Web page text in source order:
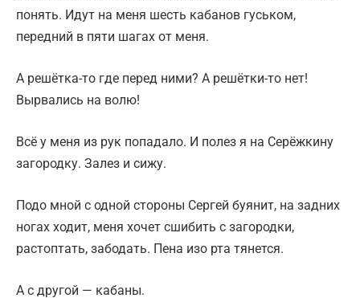
понять. Идут на меня шесть кабанов гуськом,
передний в пяти шагах от меня.
А решётка-то где перед ними? А решётки-то нет!
Вырвались на волю!
Всё у меня из рук попадало. И полез я на Серёжкину
загородку. Залез и сижу.
Подо мной с одной стороны Сергей буянит, на задних
ногах ходит, меня хочет сшибить с загородки,
растоптать, забодать. Пена изо рта тянется.
А с другой — кабаны.